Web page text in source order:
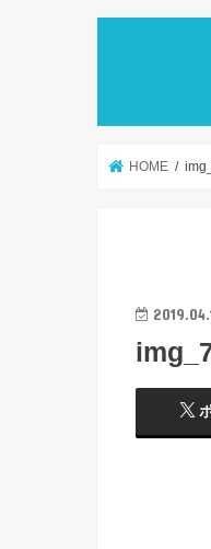
HOME